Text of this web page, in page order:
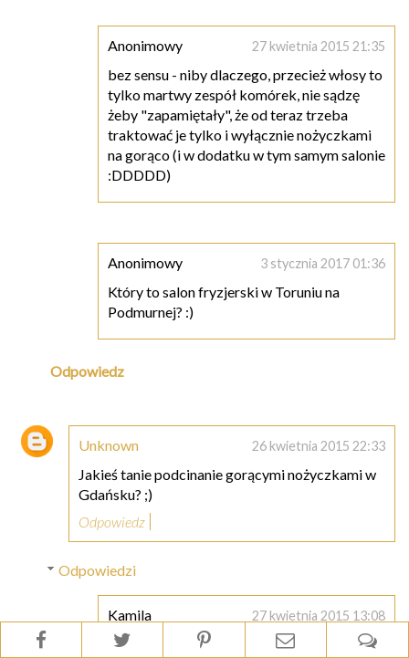
Anonimowy 27 kwietnia 2015 21:35
bez sensu - niby dlaczego, przecież włosy to
tylko martwy zespół komórek, nie sądzę
żeby "zapamiętały", że od teraz trzeba
traktować je tylko i wyłącznie nożyczkami
na gorąco (i w dodatku w tym samym salonie
:DDDDD)
Anonimowy 3 stycznia 2017 01:36
Który to salon fryzjerski w Toruniu na
Podmurnej? :)
Odpowiedz
Unknown 26 kwietnia 2015 22:33
Jakieś tanie podcinanie gorącymi nożyczkami w
Gdańsku? ;)
Odpowiedz
Odpowiedzi
Kamila 27 kwietnia 2015 13:08
Podbijam :)